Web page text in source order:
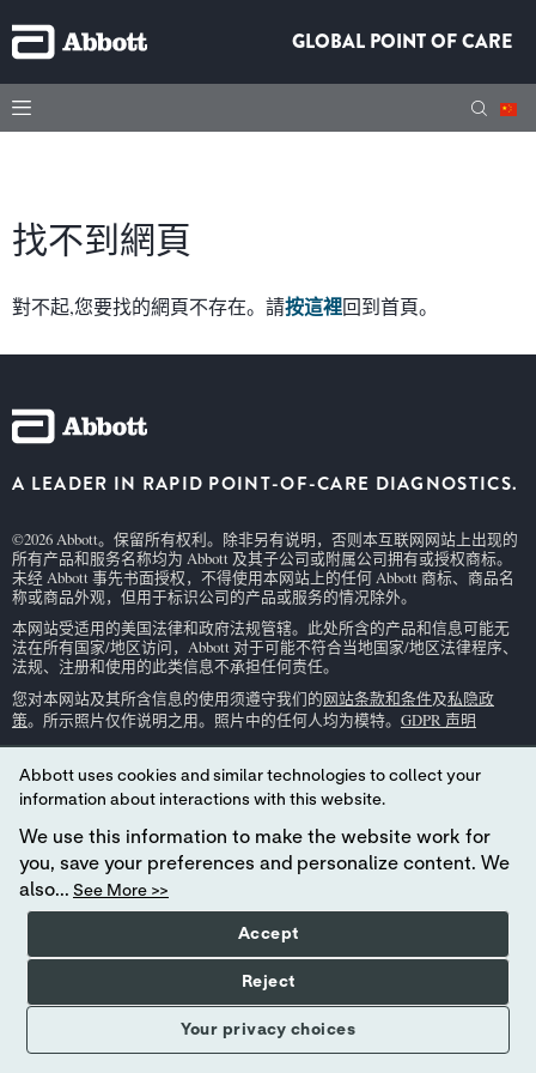
GLOBAL POINT OF CARE
找不到網頁
對不起,您要找的網頁不存在。請按這裡回到首頁。
A LEADER IN RAPID POINT-OF-CARE DIAGNOSTICS.
©2026 Abbott。保留所有权利。除非另有说明，否则本互联网网站上出现的
所有产品和服务名称均为 Abbott 及其子公司或附属公司拥有或授权商标。
未经 Abbott 事先书面授权，不得使用本网站上的任何 Abbott 商标、商品名
称或商品外观，但用于标识公司的产品或服务的情况除外。
本网站受适用的美国法律和政府法规管辖。此处所含的产品和信息可能无
法在所有国家/地区访问，Abbott 对于可能不符合当地国家/地区法律程序、
法规、注册和使用的此类信息不承担任何责任。
您对本网站及其所含信息的使用须遵守我们的网站条款和条件及私隐政
策。所示照片仅作说明之用。照片中的任何人均为模特。 GDPR 声明
并非所有产品在所有地区都有供货。请恰询您当地的代表，了解特定市场
的供货情况。仅用于体外诊断。有关i-STAT试剂盒信息和预期用途，请参
阅单独的产品页面或 i-STAT
支持区域中的试剂盒信息 (CTI/IFU)。
Your Privacy Choices
Abbott uses cookies and similar technologies to collect your
information about interactions with this website.
We use this information to make the website work for
you, save your preferences and personalize content. We
also... See More >>
Your privacy choices
Accept
Reject